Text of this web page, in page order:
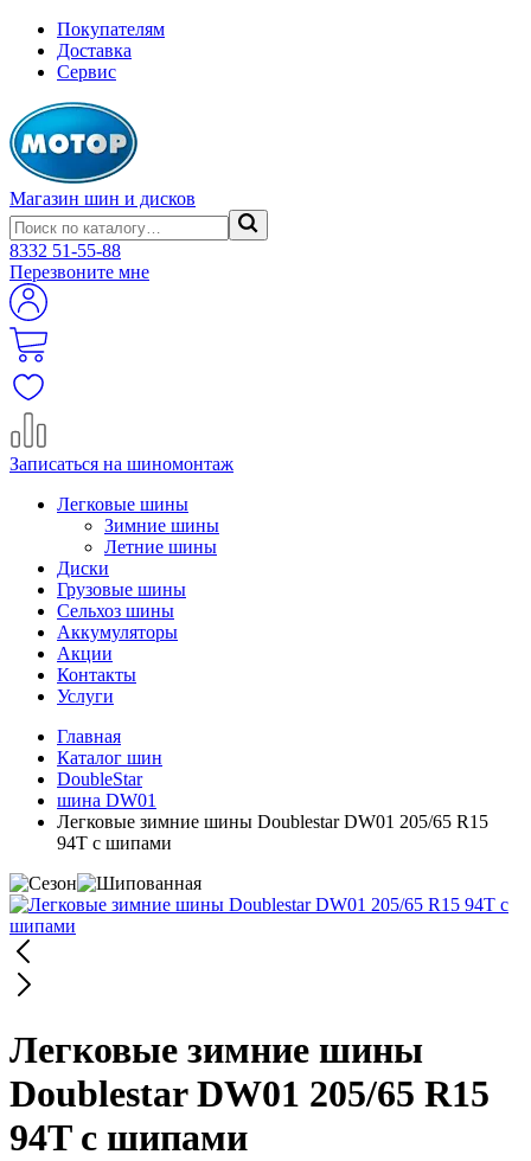
Покупателям
Доставка
Сервис
Магазин шин и дисков
8332 51-55-88
Перезвоните мне
Записаться на шиномонтаж
Легковые шины
Зимние шины
Летние шины
Диски
Грузовые шины
Сельхоз шины
Аккумуляторы
Акции
Контакты
Услуги
Главная
Каталог шин
DoubleStar
шина DW01
Легковые зимние шины Doublestar DW01 205/65 R15
94T с шипами
Легковые зимние шины
Doublestar DW01 205/65 R15
94T с шипами